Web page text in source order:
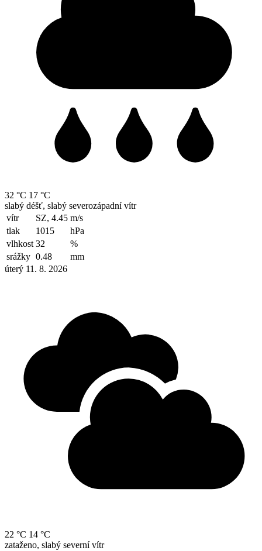
32 °C 17 °C
slabý déšť, slabý severozápadní vítr
vítr
SZ, 4.45 m/s
tlak
1015
hPa
vlhkost 32
%
srážky 0.48
mm
úterý 11. 8. 2026
22 °C 14 °C
zataženo, slabý severní vítr